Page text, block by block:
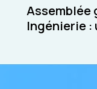
Assemblée
Ingénierie :